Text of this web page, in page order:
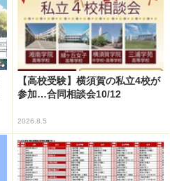
【高校受験】横須賀の私立4校が
参加…合同相談会10/12
2026.8.5